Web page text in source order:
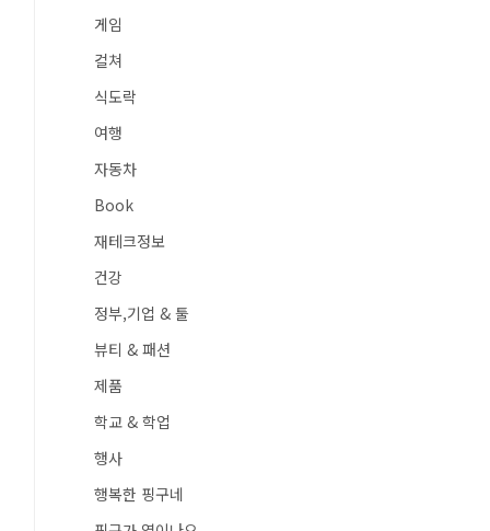
게임
컬쳐
식도락
여행
자동차
Book
재테크정보
건강
정부,기업 & 툴
뷰티 & 패션
제품
학교 & 학업
행사
행복한 핑구네